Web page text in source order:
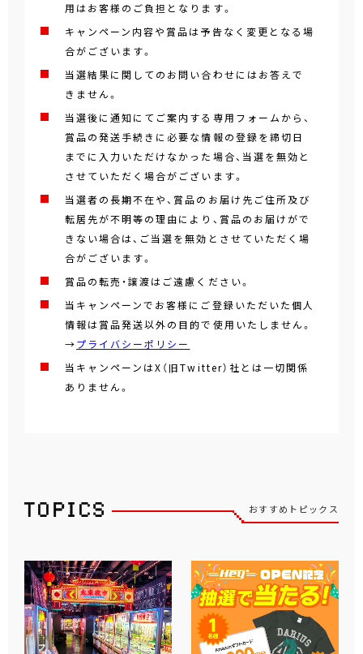
用はお客様のご負担となります。
キャンペーン内容や賞品は予告なく変更となる場
合がございます。
当選結果に関してのお問い合わせにはお答えで
きません。
当選後に通知にてご案内する専用フォームから、
賞品の発送手続きに必要な情報の登録を締切日
までに入力いただけなかった場合、当選を無効と
させていただく場合がございます。
当選者の長期不在や、賞品のお届け先ご住所及び
転居先が不明等の理由により、賞品のお届けがで
きない場合は、ご当選を無効とさせていただく場
合がございます。
賞品の転売・譲渡はご遠慮ください。
当キャンペーンでお客様にご登録いただいた個人
情報は賞品発送以外の目的で使用いたしません。
→プライバシーポリシー
当キャンペーンはX（旧Twitter）社とは一切関係
ありません。
おすすめトピックス